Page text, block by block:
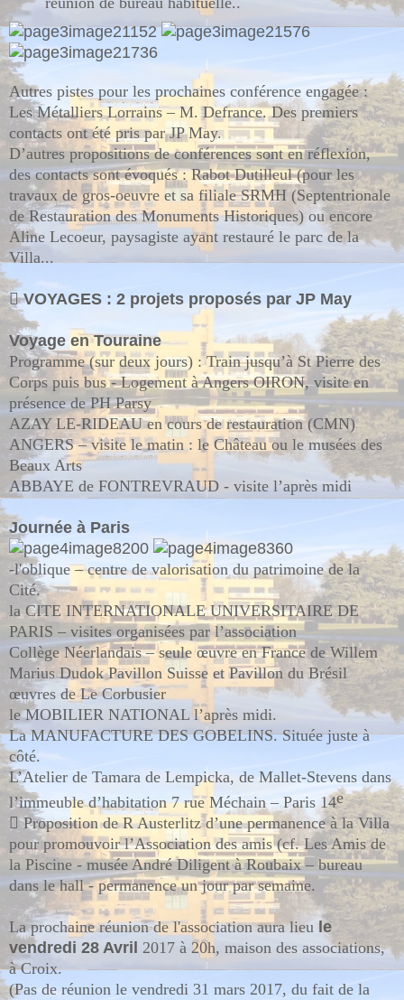
Autres pistes pour les prochaines conférence engagée :
Les Métalliers Lorrains – M. Defrance. Des premiers
contacts ont été pris par JP May.
D’autres propositions de conférences sont en réflexion,
des contacts sont évoqués : Rabot Dutilleul (pour les
travaux de gros-oeuvre et sa filiale SRMH (Septentrionale
de Restauration des Monuments Historiques) ou encore
Aline Lecoeur, paysagiste ayant restauré le parc de la
Villa...
VOYAGES : 2 projets proposés par JP May
Voyage en Touraine
Programme (sur deux jours) : Train jusqu’à St Pierre des
Corps puis bus - Logement à Angers OIRON, visite en
présence de PH Parsy
AZAY LE-RIDEAU en cours de restauration (CMN)
ANGERS – visite le matin : le Château ou le musées des
Beaux Arts
ABBAYE de FONTREVRAUD - visite l’après midi
Journée à Paris
-l'oblique – centre de valorisation du patrimoine de la
Cité.
la CITE INTERNATIONALE UNIVERSITAIRE DE
PARIS – visites organisées par l’association
Collège Néerlandais – seule œuvre en France de Willem
Marius Dudok Pavillon Suisse et Pavillon du Brésil
œuvres de Le Corbusier
le MOBILIER NATIONAL l’après midi.
La MANUFACTURE DES GOBELINS. Située juste à
côté.
L’Atelier de Tamara de Lempicka, de Mallet-Stevens dans
l’immeuble d’habitation 7 rue Méchain – Paris 14e
Proposition de R Austerlitz d’une permanence à la Villa
pour promouvoir l’Association des amis (cf. Les Amis de
la Piscine - musée André Diligent à Roubaix – bureau
dans le hall - permanence un jour par semaine.
La prochaine réunion de l'association aura lieu le
vendredi 28 Avril 2017 à 20h, maison des associations,
à Croix.
(Pas de réunion le vendredi 31 mars 2017, du fait de la